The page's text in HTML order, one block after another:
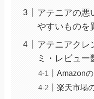
アテニアの悪
やすいものを
アテニアクレ
ミ・レビュー
Amazon
楽天市場